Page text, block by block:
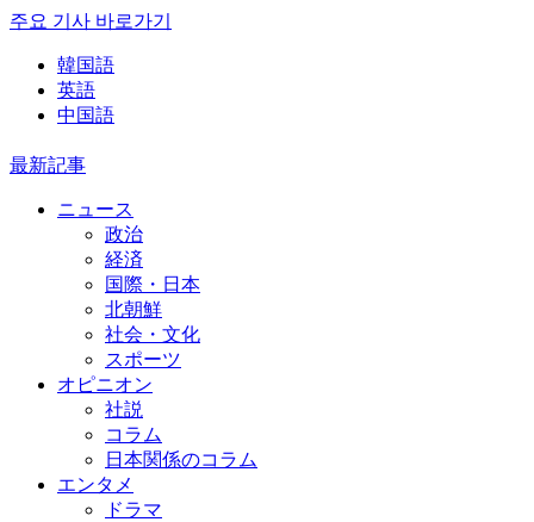
주요 기사 바로가기
韓国語
英語
中国語
最新記事
ニュース
政治
経済
国際・日本
北朝鮮
社会・文化
スポーツ
オピニオン
社説
コラム
日本関係のコラム
エンタメ
ドラマ